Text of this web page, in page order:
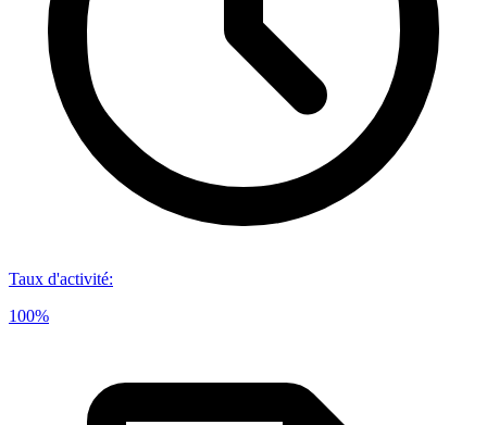
Taux d'activité:
100%